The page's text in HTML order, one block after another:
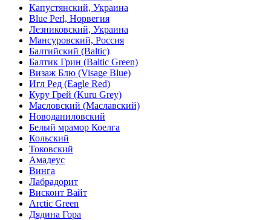
Капустянский, Украина
Blue Perl, Норвегия
Лезниковский, Украина
Мансуровский, Россия
Балтийский (Baltic)
Балтик Грин (Baltic Green)
Визаж Блю (Visage Blue)
Игл Ред (Eagle Red)
Куру Грей (Kuru Grey)
Масловский (Маславский)
Новоданиловский
Белый мрамор Коелга
Кольский
Токовский
Амадеус
Винга
Лабрадорит
Висконт Вайт
Аrctic Green
Дядина Гора